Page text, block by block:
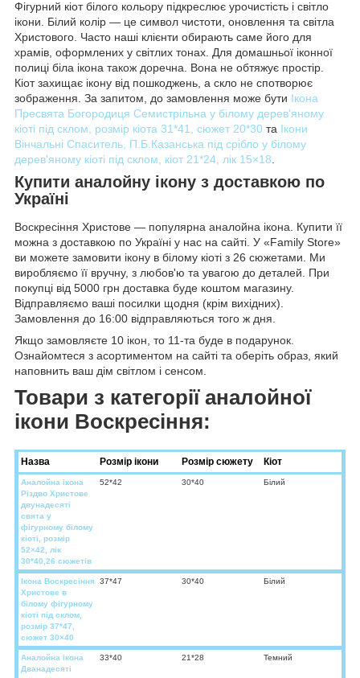
Фігурний кіот білого кольору підкреслює урочистість і світло
ікони. Білий колір — це символ чистоти, оновлення та світла
Христового. Часто наші клієнти обирають саме його для
храмів, оформлених у світлих тонах. Для домашньої іконної
полиці біла ікона також доречна. Вона не обтяжує простір.
Кіот захищає ікону від пошкоджень, а скло не спотворює
зображення. За запитом, до замовлення може бути Ікона
Пресвята Богородиця Семистрільна у білому дерев'яному
кіоті під склом, розмір кіота 31*41, сюжет 20*30 та Ікони
Вінчальні Спаситель, П.Б.Казанська під срібло у білому
дерев'яному кіоті під склом, кіот 21*24, лік 15×18
Купити аналойну ікону з доставкою по
Україні
Воскресіння Христове — популярна аналойна ікона. Купити її
можна з доставкою по Україні у нас на сайті. У «Family Store»
ви можете замовити ікону в білому кіоті з 26 сюжетами. Ми
виробляємо її вручну, з любов'ю та увагою до деталей. При
покупці від 5000 грн доставка буде коштом магазину.
Відправляємо ваші посилки щодня (крім вихідних).
Замовлення до 16:00 відправляються того ж дня.
Якщо замовляєте 10 ікон, то 11-та буде в подарунок.
Ознайомтеся з асортиментом на сайті та оберіть образ, який
наповнить ваш дім світлом і сенсом.
Товари з категорії аналойної
ікони Воскресіння:
Назва Розмір ікони Розмір сюжету Кіот
Аналойна ікона
Різдво Христове
двунадесяті
свята у
фігурному білому
кіоті, розмір
52×42, лік
30*40,26 сюжетів
52*42 30*40 Білий
Ікона Воскресіння
Христове в
білому фігурному
кіоті під склом,
розмір 37*47,
сюжет 30×40
37*47 30*40 Білий
Аналойна ікона
Дванадесяті
33*40 21*28 Темний